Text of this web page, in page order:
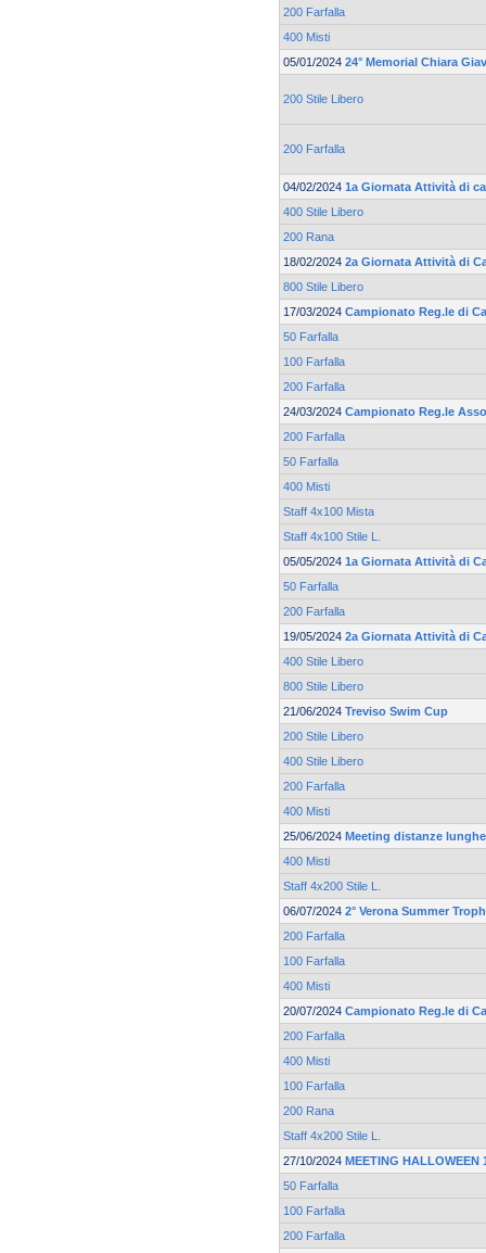
200 Farfalla
400 Misti
05/01/2024 24° Memorial Chiara
200 Stile Libero
200 Farfalla
04/02/2024 1a Giornata Attività di
400 Stile Libero
200 Rana
18/02/2024 2a Giornata Attività di
800 Stile Libero
17/03/2024 Campionato Reg.le di
50 Farfalla
100 Farfalla
200 Farfalla
24/03/2024 Campionato Reg.le
200 Farfalla
50 Farfalla
400 Misti
Staff 4x100 Mista
Staff 4x100 Stile L.
05/05/2024 1a Giornata Attività di
50 Farfalla
200 Farfalla
19/05/2024 2a Giornata Attività di
400 Stile Libero
800 Stile Libero
21/06/2024 Treviso Swim Cup
200 Stile Libero
400 Stile Libero
200 Farfalla
400 Misti
25/06/2024 Meeting distanze
400 Misti
Staff 4x200 Stile L.
06/07/2024 2° Verona Summer
200 Farfalla
100 Farfalla
400 Misti
20/07/2024 Campionato Reg.le di
200 Farfalla
400 Misti
100 Farfalla
200 Rana
Staff 4x200 Stile L.
27/10/2024 MEETING HALLOWEEN
50 Farfalla
100 Farfalla
200 Farfalla